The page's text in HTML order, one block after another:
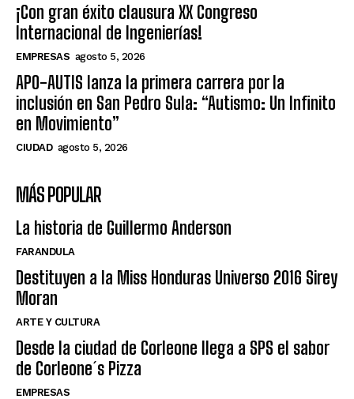
¡Con gran éxito clausura XX Congreso
Internacional de Ingenierías!
EMPRESAS agosto 5, 2026
APO-AUTIS lanza la primera carrera por la
inclusión en San Pedro Sula: “Autismo: Un Infinito
en Movimiento”
CIUDAD agosto 5, 2026
MÁS POPULAR
La historia de Guillermo Anderson
FARANDULA
Destituyen a la Miss Honduras Universo 2016 Sirey
Moran
ARTE Y CULTURA
Desde la ciudad de Corleone llega a SPS el sabor
de Corleone´s Pizza
EMPRESAS